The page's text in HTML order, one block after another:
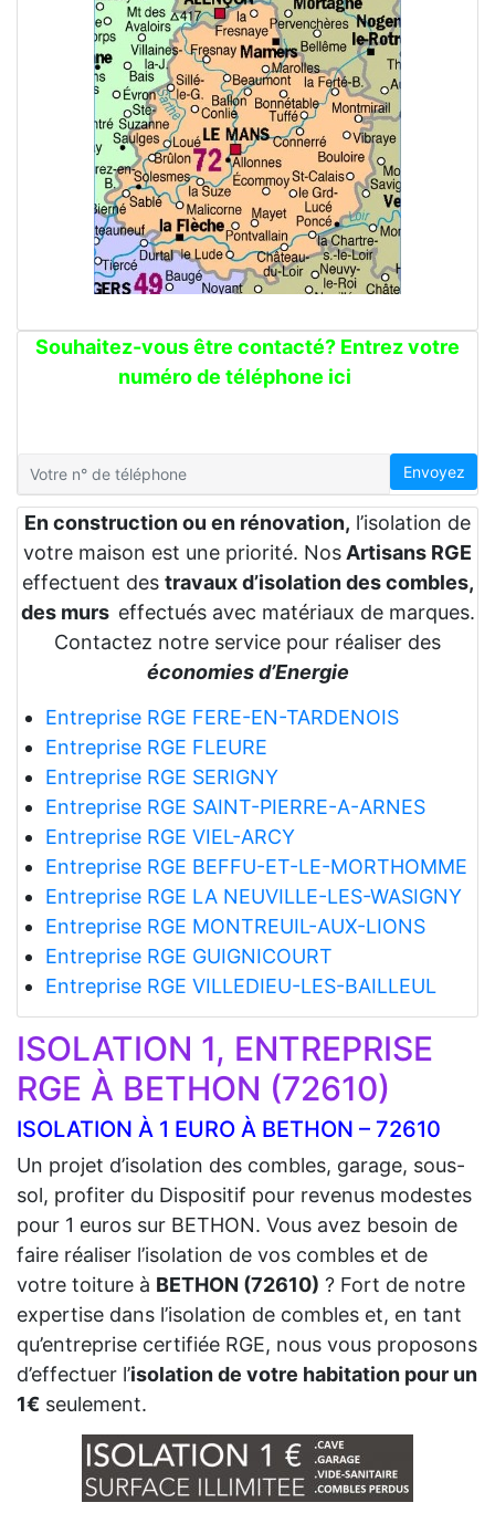
Souhaitez-vous être contacté? Entrez votre
numéro de téléphone ici
Envoyez
En construction ou en rénovation, l’isolation de
votre maison est une priorité. Nos Artisans RGE
effectuent des travaux d’isolation des combles,
des murs effectués avec matériaux de marques.
Contactez notre service pour réaliser des
économies d’Energie
Entreprise RGE FERE-EN-TARDENOIS
Entreprise RGE FLEURE
Entreprise RGE SERIGNY
Entreprise RGE SAINT-PIERRE-A-ARNES
Entreprise RGE VIEL-ARCY
Entreprise RGE BEFFU-ET-LE-MORTHOMME
Entreprise RGE LA NEUVILLE-LES-WASIGNY
Entreprise RGE MONTREUIL-AUX-LIONS
Entreprise RGE GUIGNICOURT
Entreprise RGE VILLEDIEU-LES-BAILLEUL
ISOLATION 1, ENTREPRISE
RGE À BETHON (72610)
ISOLATION À 1 EURO À BETHON – 72610
Un projet d’isolation des combles, garage, sous-
sol, profiter du Dispositif pour revenus modestes
pour 1 euros sur BETHON. Vous avez besoin de
faire réaliser l’isolation de vos combles et de
votre toiture à BETHON (72610) ? Fort de notre
expertise dans l’isolation de combles et, en tant
qu’entreprise certifiée RGE, nous vous proposons
d’effectuer l’isolation de votre habitation pour un
1€ seulement.